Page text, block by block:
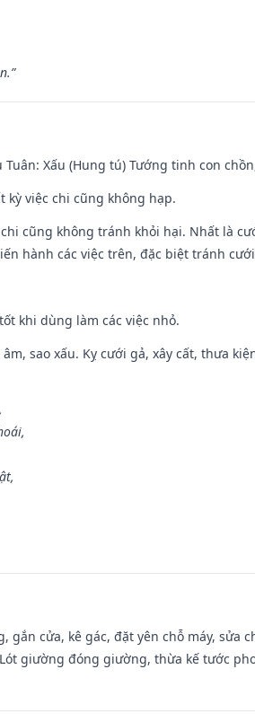
Tuân: Xấu (Hung tú) Tướng tinh con
kỳ việc chi cũng không hạp.
cũng không tránh khỏi hại. Nhất là
hành các việc trên, đặc biệt tránh
khi dùng làm các việc nhỏ.
sao xấu. Kỵ cưới gả, xây cất, thưa
gắn cửa, kê gác, đặt yên chỗ máy,
giường đóng giường, thừa kế tước